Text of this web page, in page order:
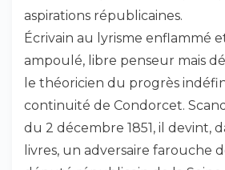
aspirations républicaines.
Écrivain au lyrisme enflammé
ampoulé, libre penseur mais
le théoricien du progrès
continuité de Condorcet.
du 2 décembre 1851, il devint,
livres, un adversaire farouche